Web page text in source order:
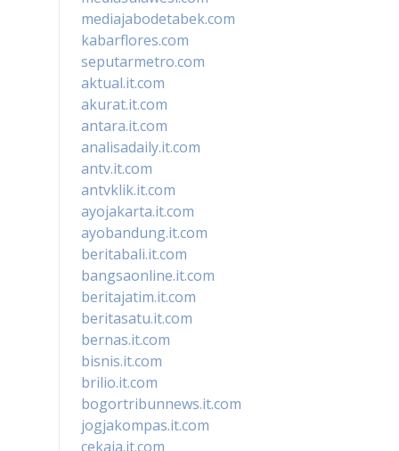
mediajabodetabek.com
kabarflores.com
seputarmetro.com
aktual.it.com
akurat.it.com
antara.it.com
analisadaily.it.com
antv.it.com
antvklik.it.com
ayojakarta.it.com
ayobandung.it.com
beritabali.it.com
bangsaonline.it.com
beritajatim.it.com
beritasatu.it.com
bernas.it.com
bisnis.it.com
brilio.it.com
bogortribunnews.it.com
jogjakompas.it.com
cekaja.it.com